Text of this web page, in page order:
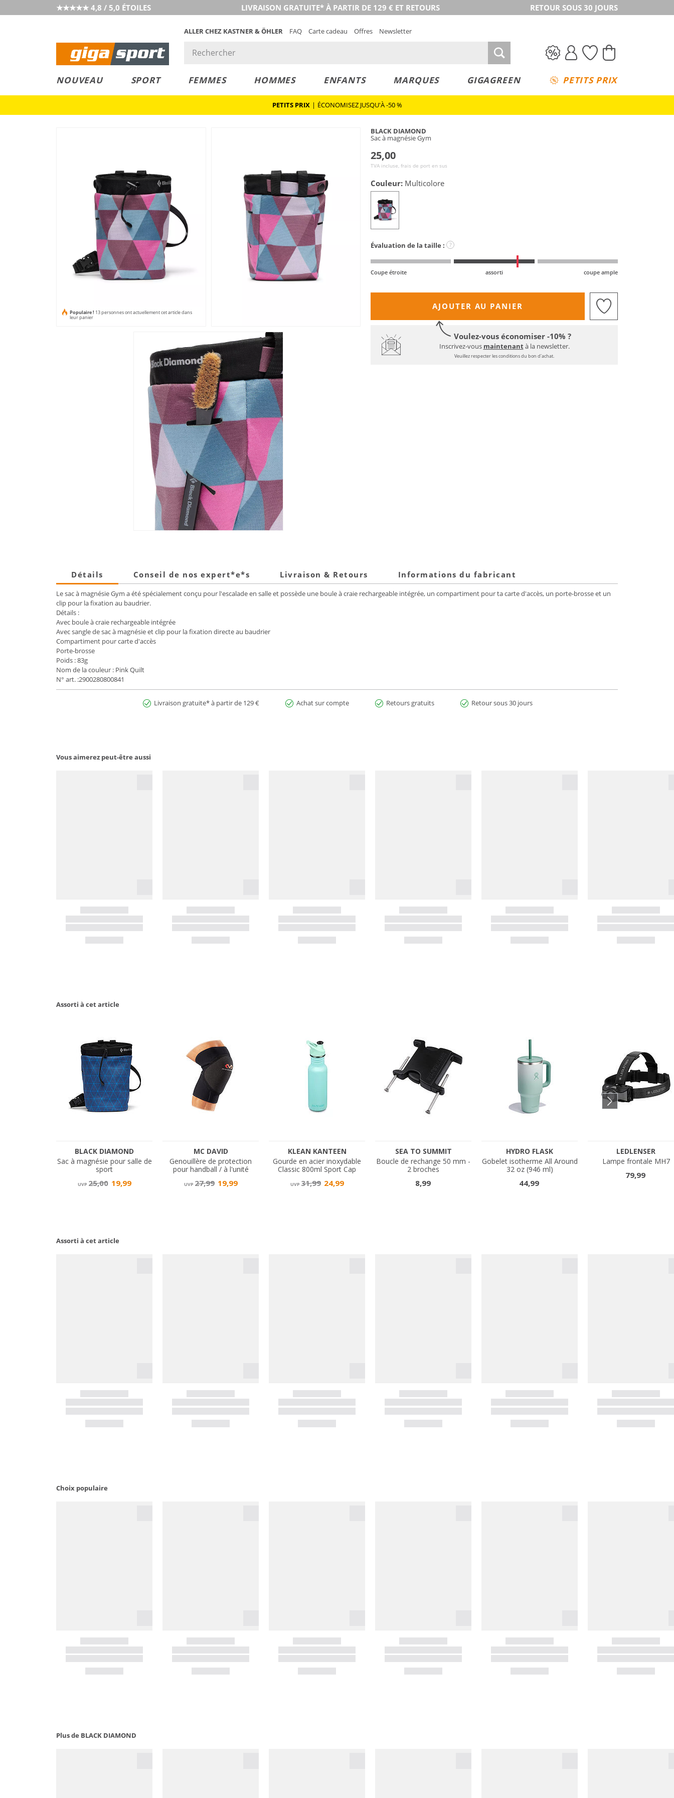
★★★★★ 4,8 / 5,0 ÉTOILES LIVRAISON GRATUITE* À PARTIR DE 129 € ET RETOURS RETOUR SOUS 30 JOURS
ALLER CHEZ KASTNER & ÖHLER FAQ Carte cadeau Offres Newsletter
NOUVEAU SPORT FEMMES HOMMES ENFANTS MARQUES GIGAGREEN PETITS PRIX
PETITS PRIX | ÉCONOMISEZ JUSQU'À -50 %
Populaire ! 13 personnes ont actuellement cet article dans
leur panier
BLACK DIAMOND
Sac à magnésie Gym
25,00
TVA incluse, frais de port en sus
Couleur: Multicolore
Évaluation de la taille : ?
Coupe étroite assorti coupe ample
AJOUTER AU PANIER
Voulez-vous économiser -10% ?
Inscrivez-vous maintenantà la newsletter.
Veuillez respecter les conditions du bon d'achat.
Détails Conseil de nos expert*e*s Livraison & Retours Informations du fabricant
Le sac à magnésie Gym a été spécialement conçu pour l'escalade en salle et possède une boule à craie rechargeable intégrée, un compartiment pour ta carte d'accès, un porte-brosse et un
clip pour la fixation au baudrier.
Détails :
Avec boule à craie rechargeable intégrée
Avec sangle de sac à magnésie et clip pour la fixation directe au baudrier
Compartiment pour carte d'accès
Porte-brosse
Poids : 83g
Nom de la couleur : Pink Quilt
N° art. :2900280800841
Livraison gratuite* à partir de 129 € Achat sur compte Retours gratuits Retour sous 30 jours
Vous aimerez peut-être aussi
Assorti à cet article
Assorti à cet article
Choix populaire
Plus de BLACK DIAMOND